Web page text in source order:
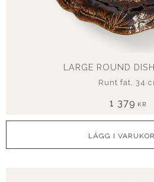
LARGE ROUND
Runt fat, 34
1 379 KR